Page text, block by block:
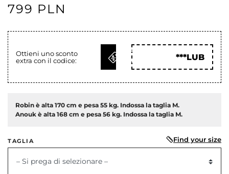
799 PLN
Ottieni uno sconto
extra con il codice:
OTTIENI
COD
***LUB
Robin è alta 170 cm e pesa 55 kg. Indossa la taglia M.
Anouk è alta 168 cm e pesa 56 kg. Indossa la taglia M.
TAGLIA Find your size
– Si prega di selezionare –